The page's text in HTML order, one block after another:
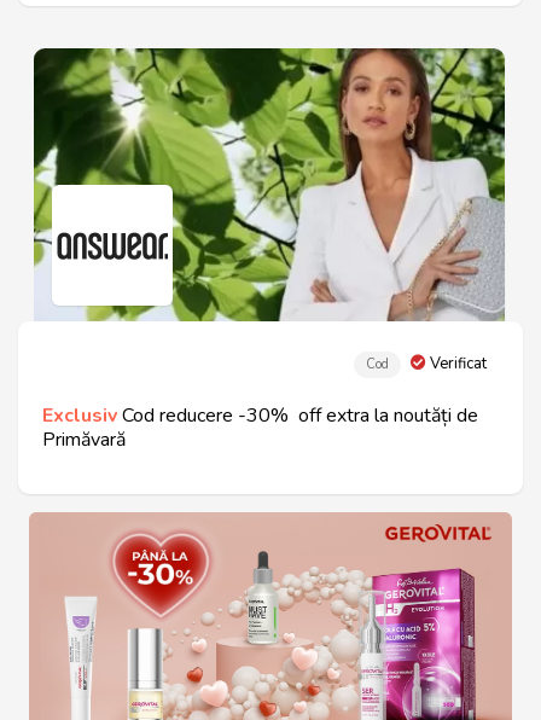
Cod Verificat
ExclusivCod reducere -30% off extra la noutăți de
Primăvară